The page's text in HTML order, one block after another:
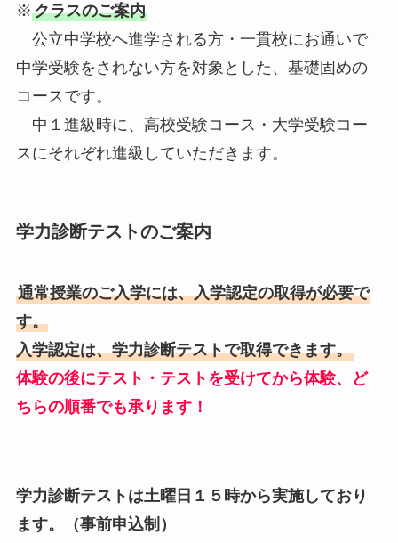
※クラスのご案内
公立中学校へ進学される方・一貫校にお通いで
中学受験をされない方を対象とした、基礎固めの
コースです。
中１進級時に、高校受験コース・大学受験コー
スにそれぞれ進級していただきます。
学力診断テストのご案内
通常授業のご入学には、入学認定の取得が必要で
す。
入学認定は、学力診断テストで取得できます。
体験の後にテスト・テストを受けてから体験、ど
ちらの順番でも承ります！
学力診断テストは土曜日１５時から実施しており
ます。（事前申込制）